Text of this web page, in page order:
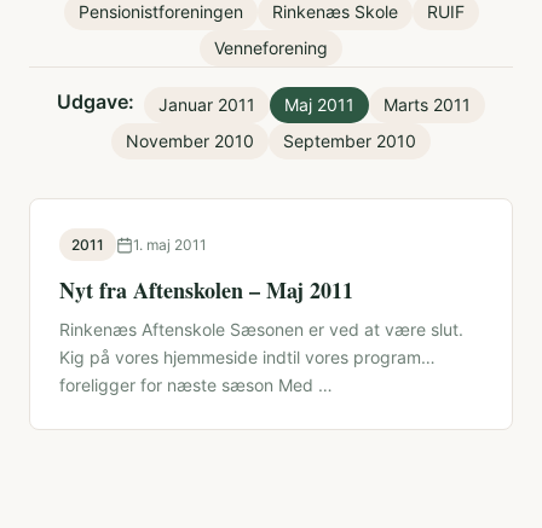
Pensionistforeningen
Rinkenæs Skole
RUIF
Venneforening
Udgave: Januar 2011 Maj 2011
Marts 2011
November 2010
September 2010
2011 1. maj 2011
Nyt fra Aftenskolen – Maj 2011
Rinkenæs Aftenskole Sæsonen er ved at være slut.
Kig på vores hjemmeside indtil vores program
foreligger for næste sæson Med …